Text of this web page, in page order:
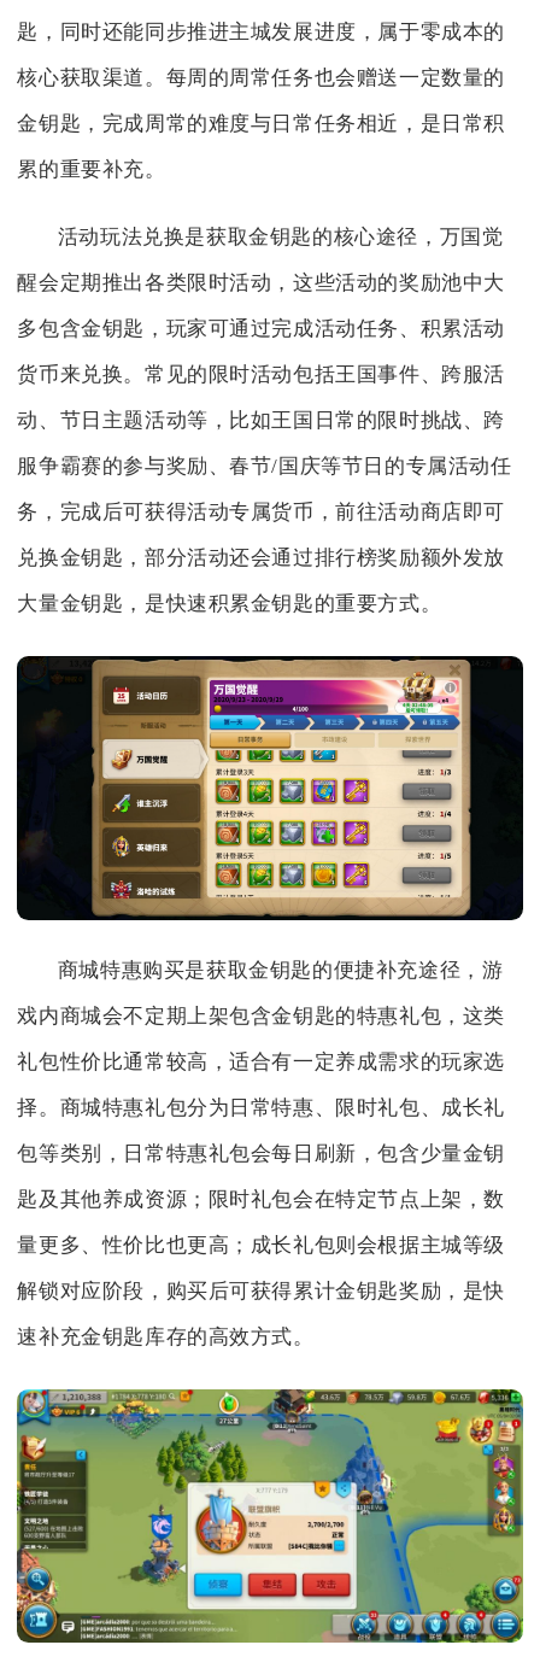
匙，同时还能同步推进主城发展进度，属于零成本的
核心获取渠道。每周的周常任务也会赠送一定数量的
金钥匙，完成周常的难度与日常任务相近，是日常积
累的重要补充。
活动玩法兑换是获取金钥匙的核心途径，万国觉
醒会定期推出各类限时活动，这些活动的奖励池中大
多包含金钥匙，玩家可通过完成活动任务、积累活动
货币来兑换。常见的限时活动包括王国事件、跨服活
动、节日主题活动等，比如王国日常的限时挑战、跨
服争霸赛的参与奖励、春节/国庆等节日的专属活动任
务，完成后可获得活动专属货币，前往活动商店即可
兑换金钥匙，部分活动还会通过排行榜奖励额外发放
大量金钥匙，是快速积累金钥匙的重要方式。
商城特惠购买是获取金钥匙的便捷补充途径，游
戏内商城会不定期上架包含金钥匙的特惠礼包，这类
礼包性价比通常较高，适合有一定养成需求的玩家选
择。商城特惠礼包分为日常特惠、限时礼包、成长礼
包等类别，日常特惠礼包会每日刷新，包含少量金钥
匙及其他养成资源；限时礼包会在特定节点上架，数
量更多、性价比也更高；成长礼包则会根据主城等级
解锁对应阶段，购买后可获得累计金钥匙奖励，是快
速补充金钥匙库存的高效方式。